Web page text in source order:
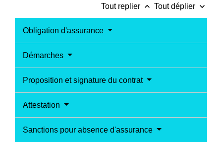
Tout replier keyboard_arrow_up Tout déplier keyboard_arrow_down
Obligation d'assurance
Démarches
Proposition et signature du contrat
Attestation
Sanctions pour absence d'assurance